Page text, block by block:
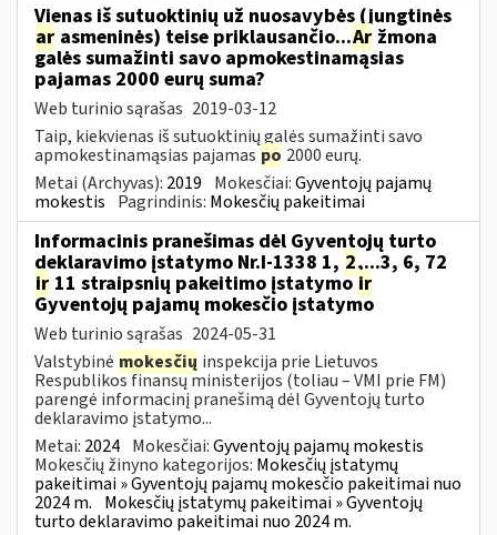
Vienas iš sutuoktinių už nuosavybės (jungtinės
ar asmeninės) teise priklausančio...Ar žmona
galės sumažinti savo apmokestinamąsias
pajamas 2000 eurų suma?
Web turinio sąrašas 2019-03-12
Taip, kiekvienas iš sutuoktinių galės sumažinti savo
apmokestinamąsias pajamas po 2000 eurų.
Metai (Archyvas): 2019 Mokesčiai:Gyventojų pajamų
mokestis Pagrindinis: Mokesčių pakeitimai
Informacinis pranešimas dėl Gyventojų turto
deklaravimo įstatymo Nr.I-1338 1, 2,...3, 6, 72
ir 11 straipsnių pakeitimo įstatymoir
Gyventojų pajamų mokesčio įstatymo
Web turinio sąrašas 2024-05-31
Valstybinė mokesčių inspekcija prie Lietuvos
Respublikos finansų ministerijos (toliau – VMI prie FM)
parengė informacinį pranešimą dėl Gyventojų turto
deklaravimo įstatymo...
Metai: 2024 Mokesčiai:Gyventojų pajamų mokestis
Mokesčių žinyno kategorijos: Mokesčių įstatymų
pakeitimai » Gyventojų pajamų mokesčio pakeitimai nuo
2024 m. Mokesčių įstatymų pakeitimai » Gyventojų
turto deklaravimo pakeitimai nuo 2024 m.